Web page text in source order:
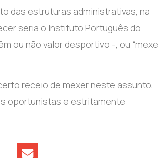
das estruturas administrativas, na
seria o Instituto Português do
ou não valor desportivo -, ou “mexe
receio de mexer neste assunto,
oportunistas e estritamente